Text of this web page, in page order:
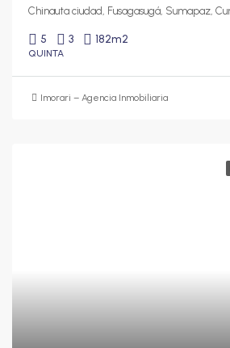
5 3 182m2
QUINTA
Imorari – Agencia Inmobiliaria